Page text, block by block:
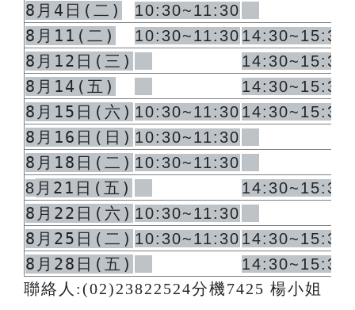
8月4日(二) 10:30~11:30
8月11(二) 10:30~11:30 14:30~15:30
8月12日(三) 14:30~15:30
8月14(五) 14:30~15:30
8月15日(六) 10:30~11:30 14:30~15:30
8月16日(日) 10:30~11:30
8月18日(二) 10:30~11:30
8 月21日(五) 14:30~15:30
8月22日(六) 10:30~11:30
8月25日(二) 10:30~11:30 14:30~15:30
8月28日(五)
14:30~15:30
聯絡人:(02)23822524分機7425 楊小姐